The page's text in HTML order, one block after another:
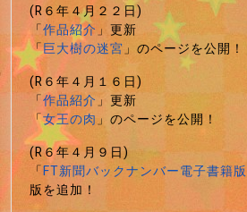
(R６年４月２２日)
「作品紹介」更新
「巨大樹の迷宮」のページを公開！
(R６年４月１６日)
「作品紹介」更新
「女王の肉」のページを公開！
(R６年４月９日)
「FT新聞バックナンバー電子書籍版
版を追加！